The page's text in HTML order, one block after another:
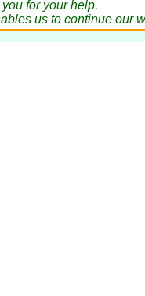
for your help.
us to continue our